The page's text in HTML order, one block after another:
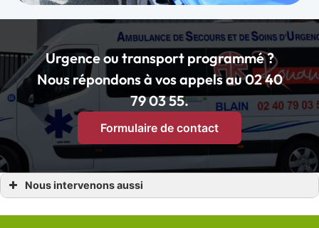
Urgence ou transport programmé ?
Nous répondons à vos appels au 02 40
79 03 55.
Formulaire de contact
Nous intervenons aussi